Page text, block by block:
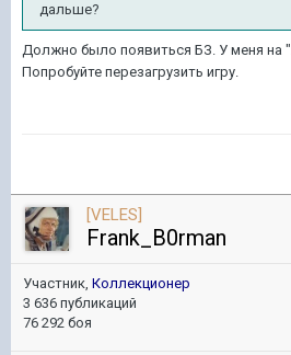
дальше?
Должно было появиться БЗ. У меня на
Попробуйте перезагрузить игру.
[VELES]
Frank_B0rman
Участник, Коллекционер
3 636 публикаций
76 292 боя